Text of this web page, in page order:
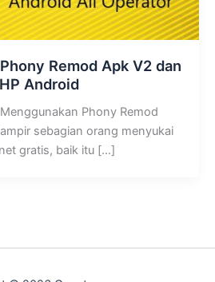
Remod Apk V2 dan
Android
Phony Remod
sebagian orang menyukai
gratis, baik itu […]